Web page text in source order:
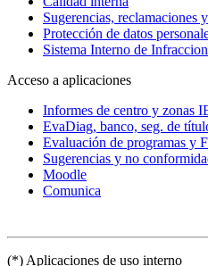
Sugerencias, reclamaciones
Protección de datos
Sistema Interno de
Acceso a aplicaciones
Informes de centro y zonas
EvaDiag, banco, seg. de
Evaluación de programas y
Sugerencias y no
Moodle
Comunica
(*) Aplicaciones de uso interno